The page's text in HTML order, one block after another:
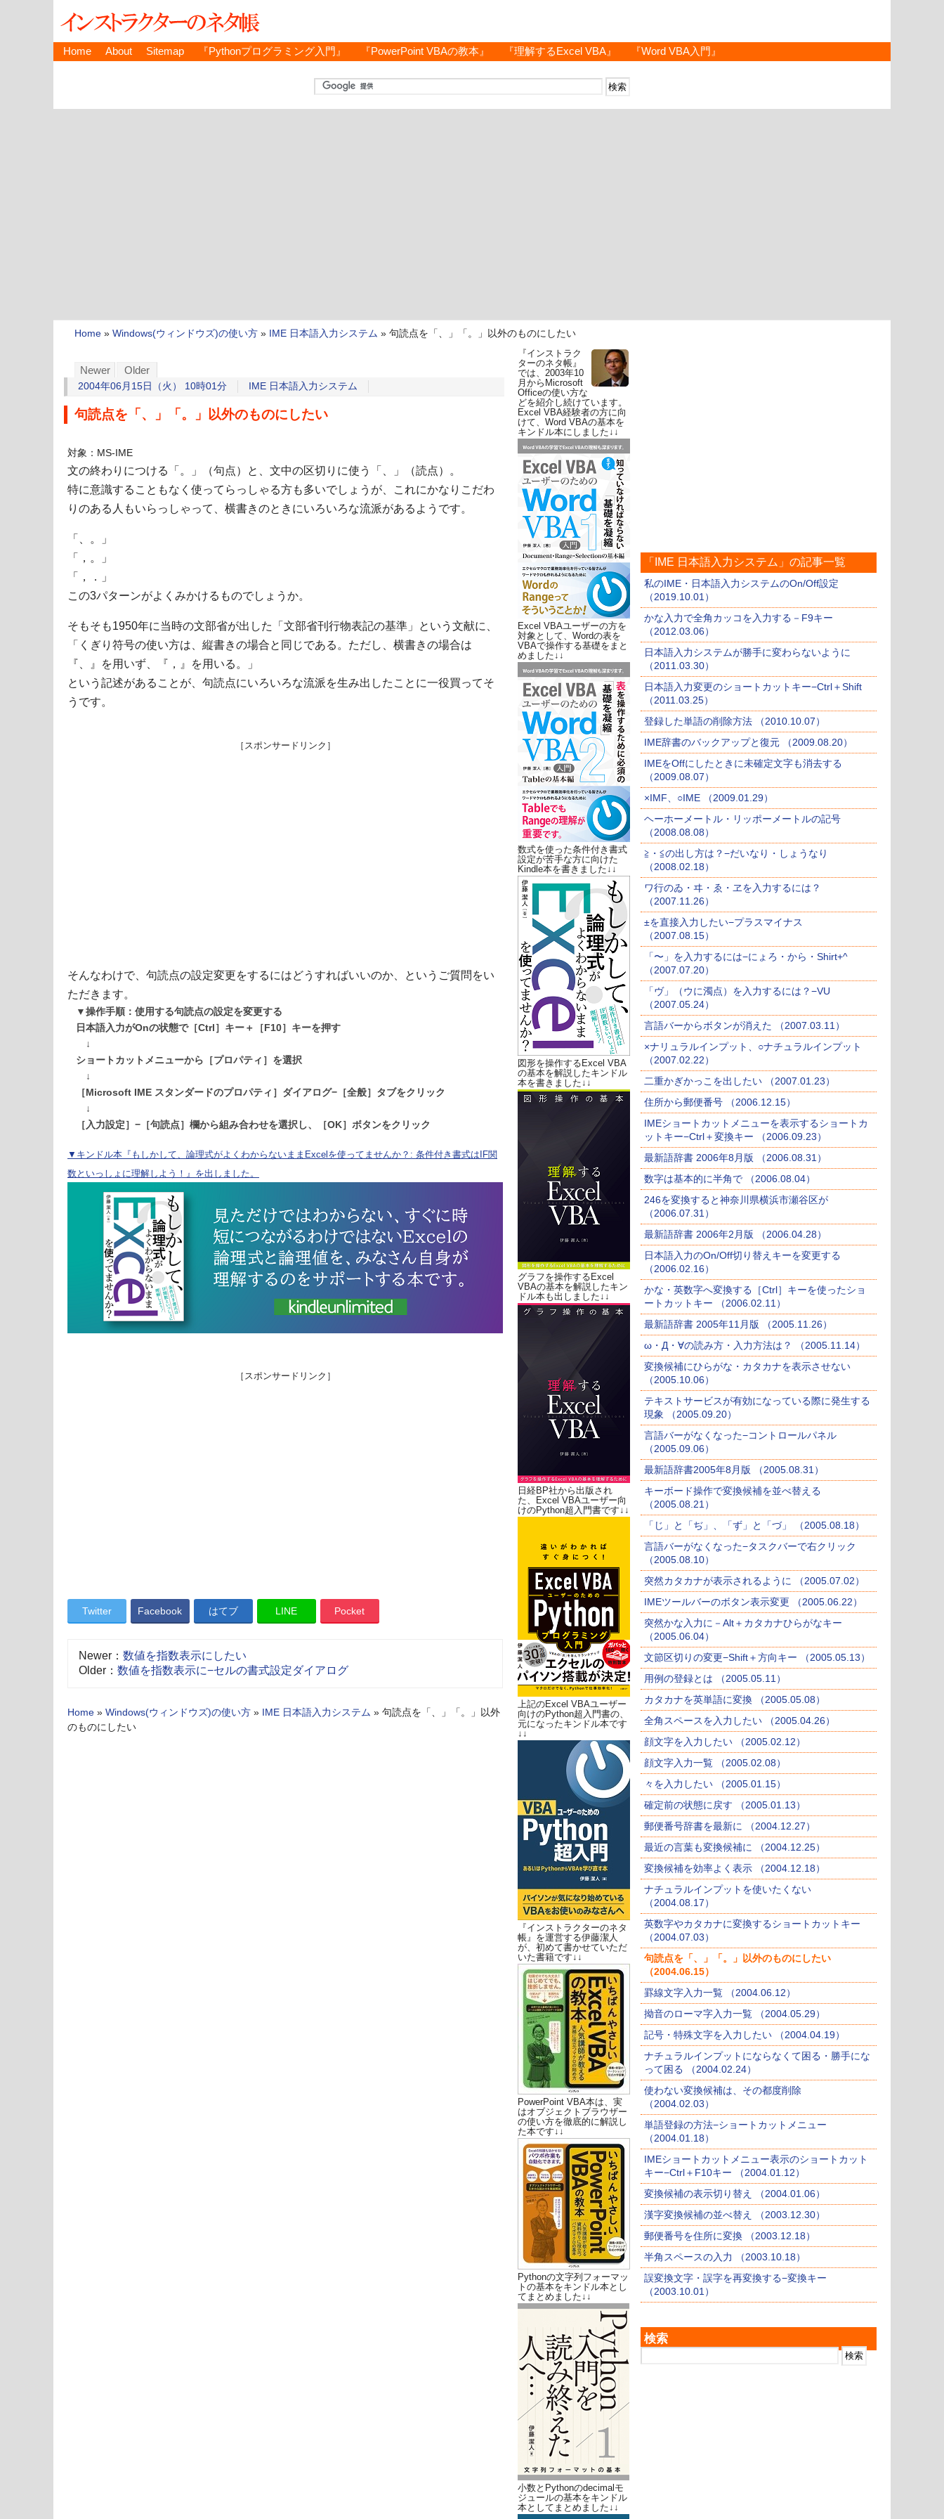
Home About Sitemap 『Pythonプログラミング入門』 『PowerPoint VBAの教本』 『理解するExcel VBA』 『Word VBA入門』
Home » Windows(ウィンドウズ)の使い方 » IME 日本語入力システム » 句読点を「、」「。」以外のものにしたい
Newer Older
2004年06月15日（火） 10時01分 IME 日本語入力システム
句読点を「、」「。」以外のものにしたい
対象：MS-IME
文の終わりにつける「。」（句点）と、文中の区切りに使う「、」（読点）。
特に意識することもなく使ってらっしゃる方も多いでしょうが、これにかなりこだわ
りのある人もいらっしゃって、横書きのときにいろいろな流派があるようです。
「、。」
「，。」
「，．」
この3パターンがよくみかけるものでしょうか。
そもそも1950年に当時の文部省が出した「文部省刊行物表記の基準」という文献に、
「くぎり符号の使い方は、縦書きの場合と同じである。ただし、横書きの場合は
『、』を用いず、『，』を用いる。」
という記述があることが、句読点にいろいろな流派を生み出したことに一役買ってそ
うです。
［スポンサードリンク］
そんなわけで、句読点の設定変更をするにはどうすればいいのか、というご質問をい
ただきます。
▼操作手順：使用する句読点の設定を変更する
日本語入力がOnの状態で［Ctrl］キー＋［F10］キーを押す
↓
ショートカットメニューから［プロパティ］を選択
↓
［Microsoft IME スタンダードのプロパティ］ダイアログ−［全般］タブをクリック
↓
［入力設定］−［句読点］欄から組み合わせを選択し、［OK］ボタンをクリック
▼キンドル本『もしかして、論理式がよくわからないままExcelを使ってませんか？: 条件付き書式はIF関
数といっしょに理解しよう！』を出しました。
［スポンサードリンク］
Twitter Facebook はてブ LINE Pocket
Newer： 数値を指数表示にしたい
Older： 数値を指数表示に−セルの書式設定ダイアログ
Home » Windows(ウィンドウズ)の使い方 » IME 日本語入力システム » 句読点を「、」「。」以外
のものにしたい
『インストラク
ターのネタ帳』
では、2003年10
月からMicrosoft
Officeの使い方な
どを紹介し続けています。
Excel VBA経験者の方に向
けて、Word VBAの基本を
キンドル本にしました↓↓
Excel VBAユーザーの方を
対象として、Wordの表を
VBAで操作する基礎をまと
めました↓↓
数式を使った条件付き書式
設定が苦手な方に向けた
Kindle本を書きました↓↓
図形を操作するExcel VBA
の基本を解説したキンドル
本を書きました↓↓
グラフを操作するExcel
VBAの基本を解説したキン
ドル本も出しました↓↓
日経BP社から出版され
た、Excel VBAユーザー向
けのPython超入門書です↓↓
上記のExcel VBAユーザー
向けのPython超入門書の、
元になったキンドル本です
↓↓
『インストラクターのネタ
帳』を運営する伊藤潔人
が、初めて書かせていただ
いた書籍です↓↓
PowerPoint VBA本は、実
はオブジェクトブラウザー
の使い方を徹底的に解説し
た本です↓↓
Pythonの文字列フォーマッ
トの基本をキンドル本とし
てまとめました↓↓
小数とPythonのdecimalモ
ジュールの基本をキンドル
本としてまとめました↓↓
「IME 日本語入力システム」の記事一覧
私のIME・日本語入力システムのOn/Off設定
（2019.10.01）
かな入力で全角カッコを入力する－F9キー
（2012.03.06）
日本語入力システムが勝手に変わらないように
（2011.03.30）
日本語入力変更のショートカットキー−Ctrl＋Shift
（2011.03.25）
登録した単語の削除方法 （2010.10.07）
IME辞書のバックアップと復元 （2009.08.20）
IMEをOffにしたときに未確定文字も消去する
（2009.08.07）
×IMF、○IME （2009.01.29）
ヘーホーメートル・リッポーメートルの記号
（2008.08.08）
≧・≦の出し方は？−だいなり・しょうなり
（2008.02.18）
ワ行のゐ・ヰ・ゑ・ヱを入力するには？
（2007.11.26）
±を直接入力したい−プラスマイナス
（2007.08.15）
「〜」を入力するには−にょろ・から・Shirt+^
（2007.07.20）
「ヴ」（ウに濁点）を入力するには？−VU
（2007.05.24）
言語バーからボタンが消えた （2007.03.11）
×ナリュラルインプット、○ナチュラルインプット
（2007.02.22）
二重かぎかっこを出したい （2007.01.23）
住所から郵便番号 （2006.12.15）
IMEショートカットメニューを表示するショートカ
ットキー−Ctrl＋変換キー （2006.09.23）
最新語辞書 2006年8月版 （2006.08.31）
数字は基本的に半角で （2006.08.04）
246を変換すると神奈川県横浜市瀬谷区が
（2006.07.31）
最新語辞書 2006年2月版 （2006.04.28）
日本語入力のOn/Off切り替えキーを変更する
（2006.02.16）
かな・英数字へ変換する［Ctrl］キーを使ったショ
ートカットキー （2006.02.11）
最新語辞書 2005年11月版 （2005.11.26）
ω・Д・∀の読み方・入力方法は？ （2005.11.14）
変換候補にひらがな・カタカナを表示させない
（2005.10.06）
テキストサービスが有効になっている際に発生する
現象 （2005.09.20）
言語バーがなくなった−コントロールパネル
（2005.09.06）
最新語辞書2005年8月版 （2005.08.31）
キーボード操作で変換候補を並べ替える
（2005.08.21）
「じ」と「ぢ」、「ず」と「づ」 （2005.08.18）
言語バーがなくなった−タスクバーで右クリック
（2005.08.10）
突然カタカナが表示されるように （2005.07.02）
IMEツールバーのボタン表示変更 （2005.06.22）
突然かな入力に－Alt＋カタカナひらがなキー
（2005.06.04）
文節区切りの変更−Shift＋方向キー （2005.05.13）
用例の登録とは （2005.05.11）
カタカナを英単語に変換 （2005.05.08）
全角スペースを入力したい （2005.04.26）
顔文字を入力したい （2005.02.12）
顔文字入力一覧 （2005.02.08）
々を入力したい （2005.01.15）
確定前の状態に戻す （2005.01.13）
郵便番号辞書を最新に （2004.12.27）
最近の言葉も変換候補に （2004.12.25）
変換候補を効率よく表示 （2004.12.18）
ナチュラルインプットを使いたくない
（2004.08.17）
英数字やカタカナに変換するショートカットキー
（2004.07.03）
句読点を「、」「。」以外のものにしたい
（2004.06.15）
罫線文字入力一覧 （2004.06.12）
拗音のローマ字入力一覧 （2004.05.29）
記号・特殊文字を入力したい （2004.04.19）
ナチュラルインプットにならなくて困る・勝手にな
って困る （2004.02.24）
使わない変換候補は、その都度削除
（2004.02.03）
単語登録の方法−ショートカットメニュー
（2004.01.18）
IMEショートカットメニュー表示のショートカット
キー−Ctrl＋F10キー （2004.01.12）
変換候補の表示切り替え （2004.01.06）
漢字変換候補の並べ替え （2003.12.30）
郵便番号を住所に変換 （2003.12.18）
半角スペースの入力 （2003.10.18）
誤変換文字・誤字を再変換する−変換キー
（2003.10.01）
検索